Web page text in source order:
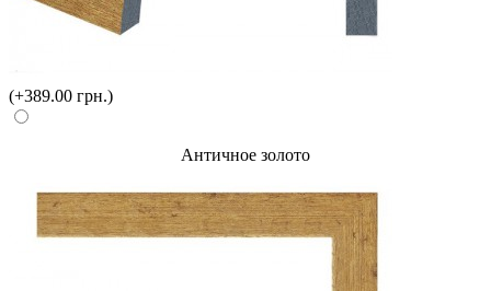
(+389.00 грн.)
Античное золото